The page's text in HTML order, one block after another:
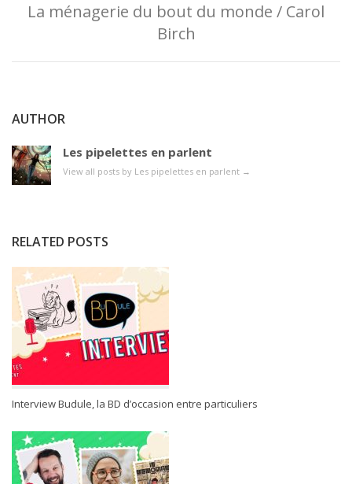
La ménagerie du bout du monde / Carol
Birch
AUTHOR
Les pipelettes en parlent
View all posts by Les pipelettes en parlent →
RELATED POSTS
Interview Budule, la BD d’occasion entre particuliers